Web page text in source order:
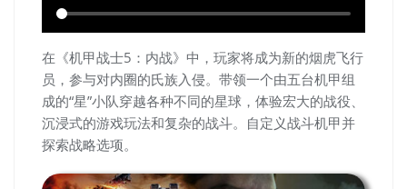
在《机甲战士5：内战》中，玩家将成为新的烟虎飞行
员，参与对内圈的氏族入侵。带领一个由五台机甲组
成的“星”小队穿越各种不同的星球，体验宏大的战役、
沉浸式的游戏玩法和复杂的战斗。自定义战斗机甲并
探索战略选项。